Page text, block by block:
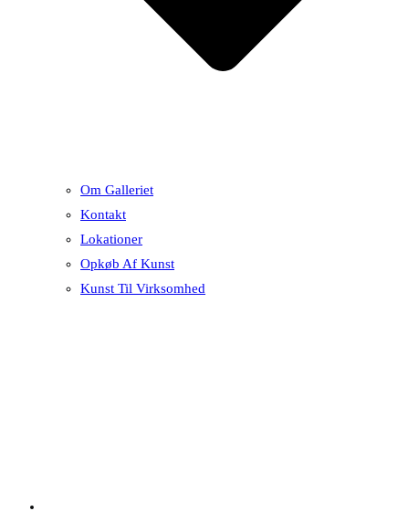
Om Galleriet
Kontakt
Lokationer
Opkøb Af Kunst
Kunst Til Virksomhed